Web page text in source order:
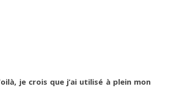
je crois que j’ai utilisé à plein mon